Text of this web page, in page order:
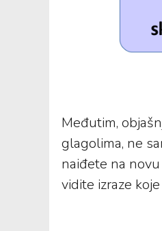
Međutim,
glagolima, ne
naiđete na
vidite izraze